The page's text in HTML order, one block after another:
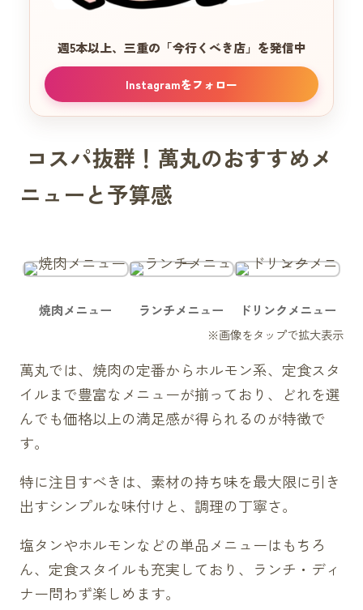
週5本以上、三重の 「今行くべき店」を発信中
Instagramをフォロー
コスパ抜群！萬丸のおすすめメ
ニューと予算感
焼肉メニュー ランチメニュー ドリンクメニュー
萬丸では、焼肉の定番からホルモン系、定食スタ
イルまで豊富なメニューが揃っており、どれを選
んでも価格以上の満足感が得られるのが特徴で
す。
特に注目すべきは、素材の持ち味を最大限に引き
出すシンプルな味付けと、調理の丁寧さ。
塩タンやホルモンなどの単品メニューはもちろ
ん、定食スタイルも充実しており、ランチ・ディ
ナー問わず楽しめます。